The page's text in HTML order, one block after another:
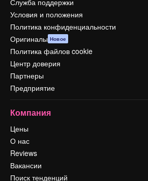
Служба поддержки
Условия и положения
Политика конфиденциальности
Оригиналы Новое
Политика файлов cookie
Центр доверия
Партнеры
Предприятие
Компания
Цены
О нас
Reviews
Вакансии
Поиск тенденций